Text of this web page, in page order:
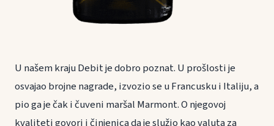
U našem kraju Debit je dobro poznat. U prošlosti je
osvajao brojne nagrade, izvozio se u Francusku i Italiju, a
pio ga je čak i čuveni maršal Marmont. O njegovoj
kvaliteti govori i činjenica da je služio kao valuta za